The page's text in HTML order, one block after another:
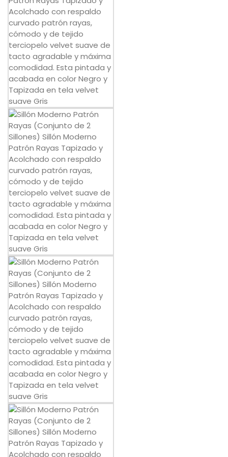
Aviso Legal
Condiciones de compra
Política de cookies
Política de privacidad
Envíos y Devoluciones